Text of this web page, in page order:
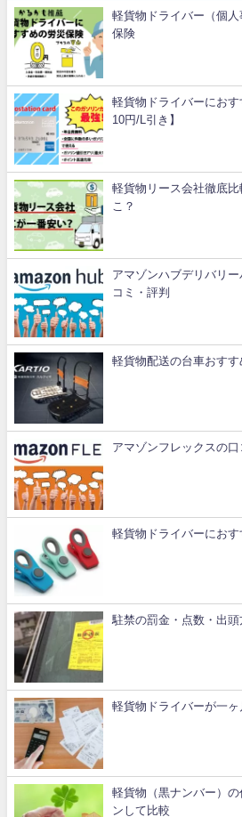
軽貨物ドライバー（個
保険
軽貨物ドライバーにお
10円/L引き】
軽貨物リース会社徹底
こ？
アマゾンハブデリバリ
コミ・評判
軽貨物配送の台車おすす
アマゾンフレックスの口
軽貨物ドライバーにお
駐禁の罰金・点数・出
軽貨物ドライバーが一
軽貨物（黒ナンバー）
ンして比較